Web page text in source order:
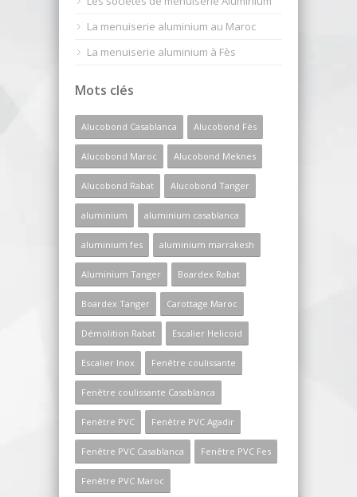
La menuiserie aluminium au Maroc
La menuiserie aluminium à Fès
Mots clés
Alucobond Casablanca Alucobond Fès
Alucobond Maroc Alucobond Meknes
Alucobond Rabat Alucobond Tanger
aluminium aluminium casablanca
aluminium fes aluminium marrakesh
Aluminium Tanger Boardex Rabat
Boardex Tanger Carottage Maroc
Démolition Rabat Escalier Helicoid
Escalier Inox Fenêtre coulissante
Fenêtre coulissante Casablanca
Fenêtre PVC Fenêtre PVC Agadir
Fenêtre PVC Casablanca Fenêtre PVC Fes
Fenêtre PVC Maroc